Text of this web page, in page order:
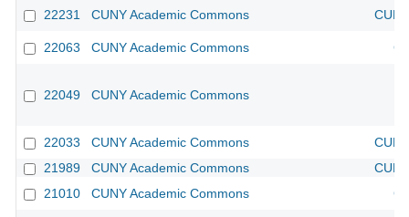
22231 CUNY Academic Commons
22063 CUNY Academic Commons
22049 CUNY Academic Commons
22033 CUNY Academic Commons
21989
CUNY Academic Commons
21010
CUNY Academic Commons